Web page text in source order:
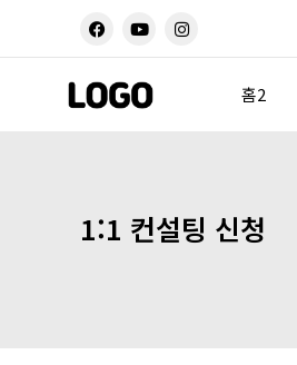
츠
F
a
c
b
o
Y
o
u
u
b
I
n
s
홈2
1:1 컨설팅 신청